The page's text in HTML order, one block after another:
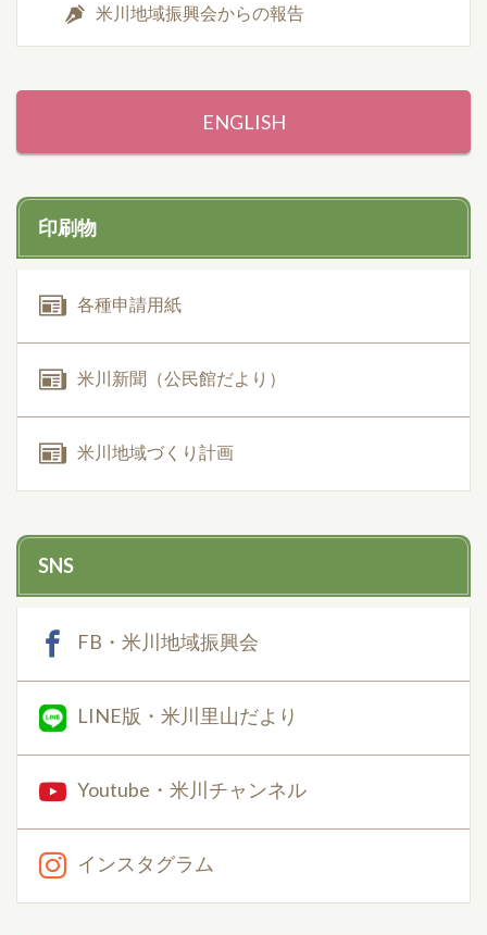
米川地域振興会からの報告
ENGLISH
印刷物
各種申請用紙
米川新聞（公民館だより）
米川地域づくり計画
SNS
FB・米川地域振興会
LINE版・米川里山だより
Youtube・米川チャンネル
インスタグラム